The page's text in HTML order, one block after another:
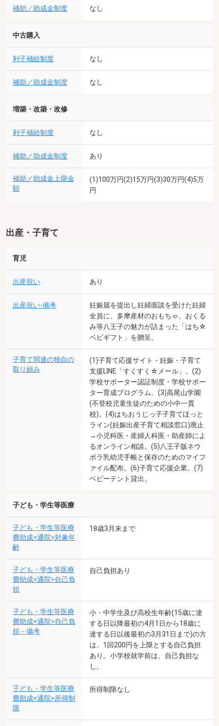
補助／助成金制度 なし
中古購入
利子補給制度 なし
補助／助成金制度 なし
増築・改築・改修
利子補給制度 なし
補助／助成金制度 あり
補助／助成金上限金
額
(1)100万円(2)15万円(3)30万円(4)5万
円
出産・子育て
育児
出産祝い あり
出産祝い-備考
妊娠届を提出し妊婦面談を受けた妊婦
全員に、多摩産材のおもちゃ、おくる
み等八王子の魅力が詰まった「はち☆
ベビギフト」を贈呈。
子育て関連の独自の
取り組み
(1)子育て応援サイト・妊娠・子育て
支援LINE「すくすく☆メール」。(2)
学校サポーター認証制度・学校サポー
ター育成プログラム。(3)高尾山学園
(不登校児童生徒のための小中一貫
校)。(4)はちおうじっ子子育てほっと
ライン(妊娠出産子育て相談窓口)廃止
→小児科医・産婦人科医・助産師によ
るオンライン相談。(5)八王子版ネウ
ボラ乳幼児手帳と保存のためのマイフ
ァイル配布。(6)子育て応援企業。(7)
ベビーテント貸出。
子ども・学生等医療
子ども・学生等医療
費助成<通院>対象年
齢
18歳3月末まで
子ども・学生等医療
費助成<通院>自己負
担
自己負担あり
子ども・学生等医療
費助成<通院>自己負
担－備考
小・中学生及び高校生年齢(15歳に達
する日以降最初の4月1日から18歳に
達する日以後最初の3月31日まで)の方
は、1回200円を上限とする自己負担
あり。小学校就学前は、自己負担な
し。
子ども・学生等医療
費助成<通院>所得制
限
所得制限なし